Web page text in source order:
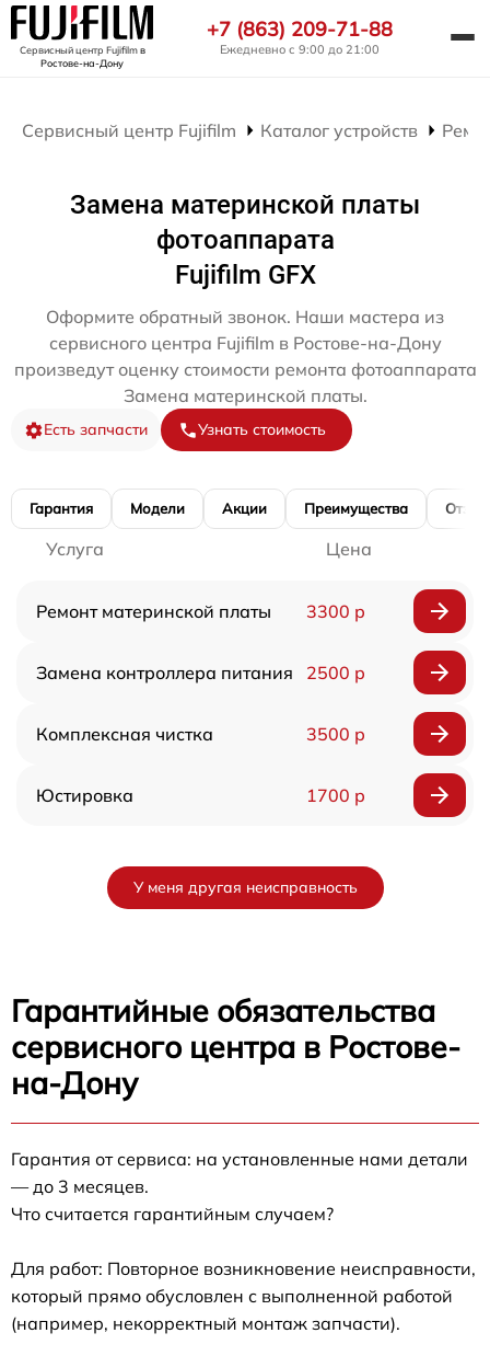
Сервисный центр Fujifilmв
Ростове-на-Дону
+7 (863) 209-71-88
Ежедневно с 9:00 до 21:00
Сервисный центр Fujifilm Каталог устройств
Замена материнской платы
фотоаппарата
Fujifilm GFX
Оформите обратный звонок. Наши мастера из
сервисного центра Fujifilm в Ростове-на-Дону
произведут оценку стоимости ремонта фотоаппарата
Замена материнской платы.
Есть запчасти Узнать стоимость
Гарантия Модели Акции Преимущества
Услуга Цена
Ремонт материнской платы 3300 р
Замена контроллера питания 2500 р
Комплексная чистка 3500 р
Юстировка 1700 р
У меня другая неисправность
Гарантийные обязательства
сервисного центра в Ростове-
на-Дону
Гарантия от сервиса: на установленные нами детали
— до 3 месяцев.
Что считается гарантийным случаем?
Для работ: Повторное возникновение неисправности,
который прямо обусловлен с выполненной работой
(например, некорректный монтаж запчасти).